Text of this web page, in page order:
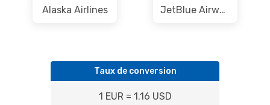
Alaska Airlines JetBlue Airways
Taux de conversion
1 EUR = 1.16 USD